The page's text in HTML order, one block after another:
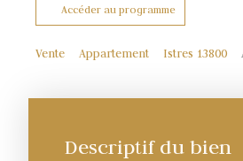
Accéder au programme
Vente Appartement Istres 13800
Descriptif du bien